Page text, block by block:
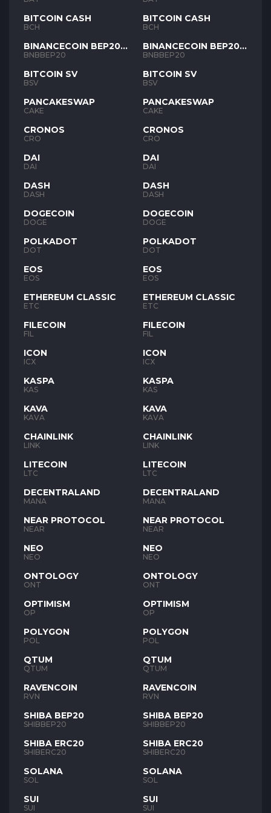
BITCOIN CASH
BCH
BINANCECOIN BEP20
BNB
BNBBEP20
BITCOIN SV
BSV
PANCAKESWAP
CAKE
CRONOS
CRO
DAI
DAI
DASH
DASH
DOGECOIN
DOGE
POLKADOT
DOT
EOS
EOS
ETHEREUM CLASSIC
ETC
FILECOIN
FIL
ICON
ICX
KASPA
KAS
KAVA
KAVA
CHAINLINK
LINK
LITECOIN
LTC
DECENTRALAND
MANA
NEAR PROTOCOL
NEAR
NEO
NEO
ONTOLOGY
ONT
OPTIMISM
OP
POLYGON
POL
QTUM
QTUM
RAVENCOIN
RVN
SHIBA BEP20
SHIBBEP20
SHIBA ERC20
SHIBERC20
SOLANA
SOL
SUI
SUI
BITCOIN CASH
BCH
BINANCECOIN BEP20
BNB
BNBBEP20
BITCOIN SV
BSV
PANCAKESWAP
CAKE
CRONOS
CRO
DAI
DAI
DASH
DASH
DOGECOIN
DOGE
POLKADOT
DOT
EOS
EOS
ETHEREUM CLASSIC
ETC
FILECOIN
FIL
ICON
ICX
KASPA
KAS
KAVA
KAVA
CHAINLINK
LINK
LITECOIN
LTC
DECENTRALAND
MANA
NEAR PROTOCOL
NEAR
NEO
NEO
ONTOLOGY
ONT
OPTIMISM
OP
POLYGON
POL
QTUM
QTUM
RAVENCOIN
RVN
SHIBA BEP20
SHIBBEP20
SHIBA ERC20
SHIBERC20
SOLANA
SOL
SUI
SUI